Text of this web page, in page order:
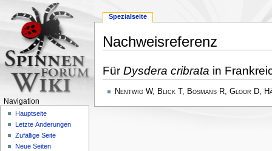
Nachweisreferenz
Navigation
springen
Suche
springen
Für Dysdera cribrata in
Nentwig W, Blick T, Bosmans R, Gloor D,
Spezialseite
Navigation
Hauptseite
Letzte Änderungen
Zufällige Seite
Neue Seiten